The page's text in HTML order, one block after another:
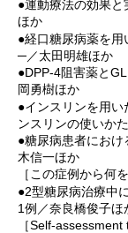
●運動療法の効果
ほか
●経口糖尿病薬を
─／太田明雄ほか
●DPP-4阻害薬と
岡勇樹ほか
●インスリンを用
ンスリンの使いか
●糖尿病患者にお
木信一ほか
［この症例から何
●2型糖尿病治療中
1例／奈良橋俊子ほ
［Self-assessment